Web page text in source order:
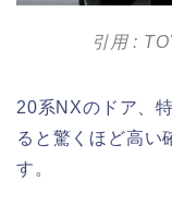
引用 :
20系NXのドア、
ると驚くほど高い
す。